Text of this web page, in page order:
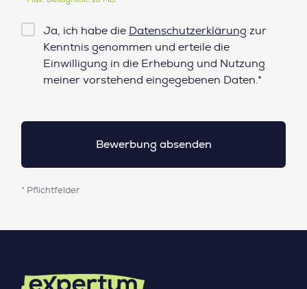
Checkbox
Datenschutz*
Ja, ich habe die Datenschutzerklärung zur
Kenntnis genommen und erteile die
Einwilligung in die Erhebung und Nutzung
meiner vorstehend eingegebenen Daten.*
* Pflichtfelder